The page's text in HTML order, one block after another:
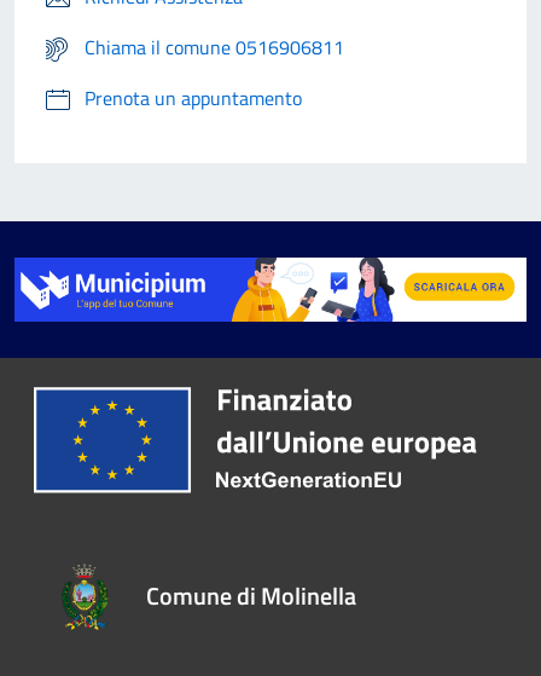
Chiama il comune 0516906811
Prenota un appuntamento
Comune di Molinella